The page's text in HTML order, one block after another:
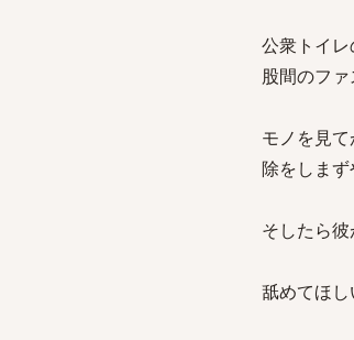
公衆トイ
股間のファ
モノを見
除をしまず
そしたら彼
舐めてほし